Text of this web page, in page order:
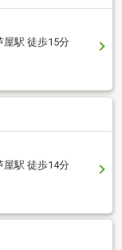
駅 徒歩15分
駅 徒歩14分